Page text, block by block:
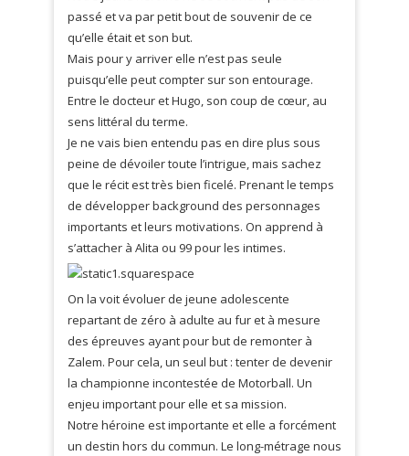
passé et va par petit bout de souvenir de ce
qu’elle était et son but.
Mais pour y arriver elle n’est pas seule
puisqu’elle peut compter sur son entourage.
Entre le docteur et Hugo, son coup de cœur, au
sens littéral du terme.
Je ne vais bien entendu pas en dire plus sous
peine de dévoiler toute l’intrigue, mais sachez
que le récit est très bien ficelé. Prenant le temps
de développer background des personnages
importants et leurs motivations. On apprend à
s’attacher à Alita ou 99 pour les intimes.
On la voit évoluer de jeune adolescente
repartant de zéro à adulte au fur et à mesure
des épreuves ayant pour but de remonter à
Zalem. Pour cela, un seul but : tenter de devenir
la championne incontestée de Motorball. Un
enjeu important pour elle et sa mission.
Notre héroine est importante et elle a forcément
un destin hors du commun. Le long-métrage nous